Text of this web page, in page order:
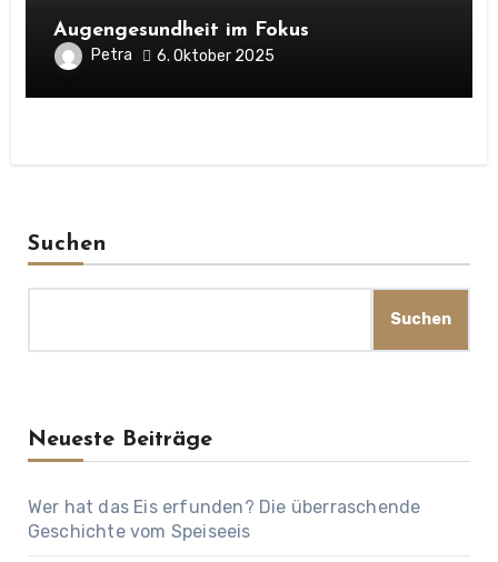
Augengesundheit im Fokus
Petra 6. Oktober 2025
Suchen
Suchen
Neueste Beiträge
Wer hat das Eis erfunden? Die überraschende
Geschichte vom Speiseeis